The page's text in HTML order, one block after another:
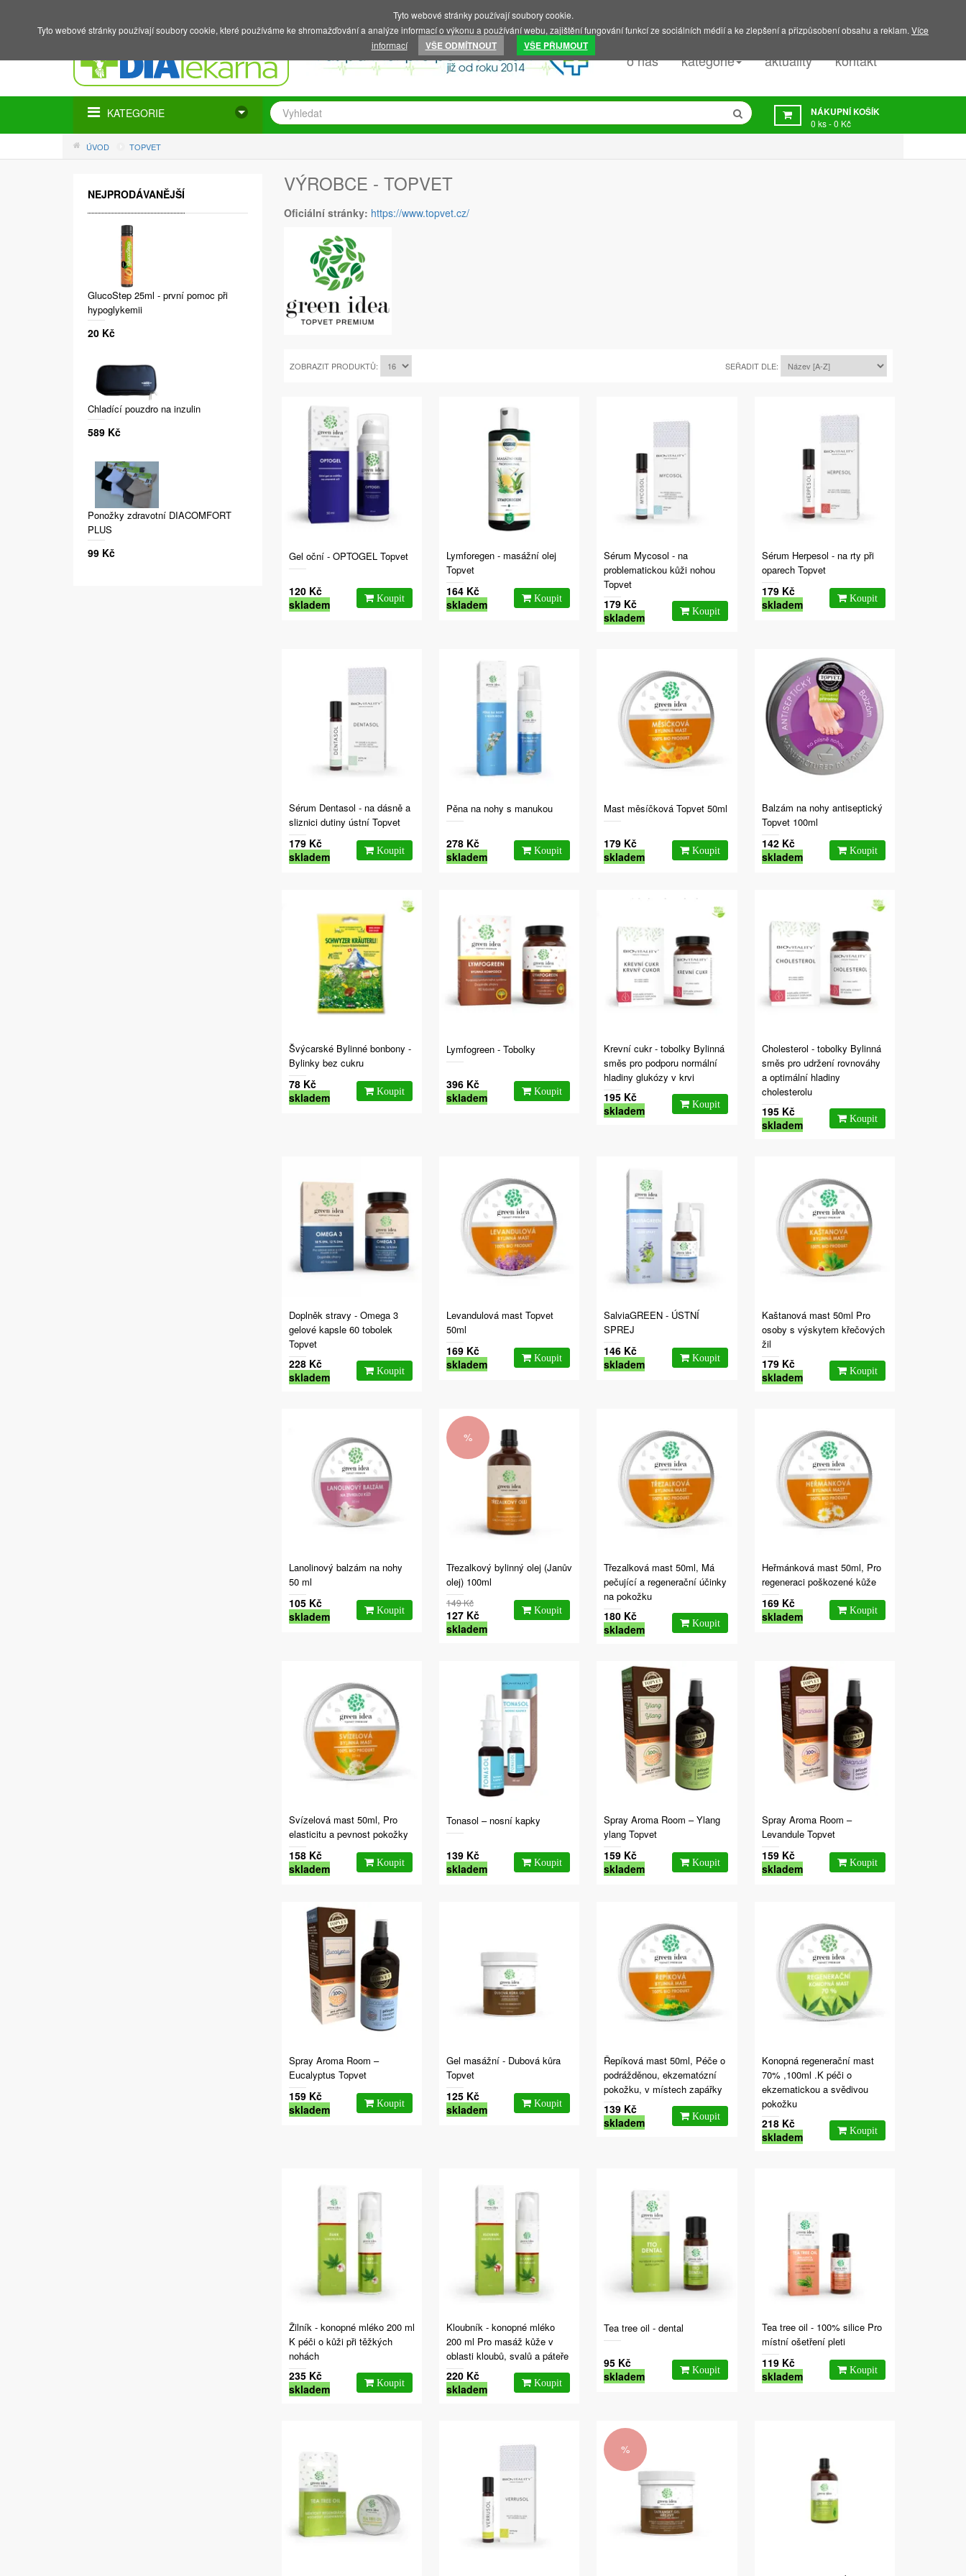
o nás kategorie aktuality kontakt
KATEGORIE NÁKUPNÍ KOŠÍK
0 ks -0 Kč
ÚVOD TOPVET
VÝROBCE - TOPVET
Oficiální stránky: https://www.topvet.cz/
SEŘADIT DLE:
ZOBRAZIT PRODUKTŮ:
Gel oční - OPTOGEL Topvet
120 Kč
skladem
Lymforegen - masážní olej
Topvet
164 Kč
skladem
Sérum Mycosol - na
problematickou kůži nohou
Topvet
179 Kč
skladem
Sérum Herpesol - na rty při
oparech Topvet
179 Kč
skladem
Sérum Dentasol - na dásně a
sliznici dutiny ústní Topvet
179 Kč
skladem
Pěna na nohy s manukou
278 Kč
skladem
Mast měsíčková Topvet 50ml
179 Kč
skladem
Balzám na nohy antiseptický
Topvet 100ml
142 Kč
skladem
Švýcarské Bylinné bonbony -
Bylinky bez cukru
78 Kč
skladem
Lymfogreen - Tobolky
396 Kč
skladem
Krevní cukr - tobolky Bylinná
směs pro podporu normální
hladiny glukózy v krvi
195 Kč
skladem
Cholesterol - tobolky Bylinná
směs pro udržení rovnováhy
a optimální hladiny
cholesterolu
195 Kč
skladem
Doplněk stravy - Omega 3
gelové kapsle 60 tobolek
Topvet
228 Kč
skladem
Levandulová mast Topvet
50ml
169 Kč
skladem
SalviaGREEN - ÚSTNÍ
SPREJ
146 Kč
skladem
Kaštanová mast 50ml Pro
osoby s výskytem křečových
žil
179 Kč
skladem
Lanolinový balzám na nohy
50 ml
105 Kč
skladem
%
Třezalkový bylinný olej (Janův
olej) 100ml
149 Kč
127 Kč
skladem
Třezalková mast 50ml, Má
pečující a regenerační účinky
na pokožku
180 Kč
skladem
Heřmánková mast 50ml, Pro
regeneraci poškozené kůže
169 Kč
skladem
Svízelová mast 50ml, Pro
elasticitu a pevnost pokožky
158 Kč
skladem
Tonasol – nosní kapky
139 Kč
skladem
Spray Aroma Room – Ylang
ylang Topvet
159 Kč
skladem
Spray Aroma Room –
Levandule Topvet
159 Kč
skladem
Spray Aroma Room –
Eucalyptus Topvet
159 Kč
skladem
Gel masážní - Dubová kůra
Topvet
125 Kč
skladem
Řepíková mast 50ml, Péče o
podrážděnou, ekzematózní
pokožku, v místech zapářky
139 Kč
skladem
Konopná regenerační mast
70% ,100ml .K péči o
ekzematickou a svědivou
pokožku
218 Kč
skladem
Žilník - konopné mléko 200 ml
K péči o kůži při těžkých
nohách
235 Kč
skladem
Kloubník - konopné mléko
200 ml Pro masáž kůže v
oblasti kloubů, svalů a páteře
220 Kč
skladem
Tea tree oil - dental
95 Kč
skladem
Tea tree oil - 100% silice Pro
místní ošetření pleti
119 Kč
skladem
%
NEJPRODÁVANĚJŠÍ
GlucoStep 25ml - první pomoc při
hypoglykemii
20 Kč
Chladící pouzdro na inzulin
589 Kč
Ponožky zdravotní DIACOMFORT
PLUS
99 Kč
Tyto webové stránky používají soubory cookie.
Tyto webové stránky používají soubory cookie, které používáme ke shromažďování a analýze informací o výkonu a používání webu, zajištění fungování funkcí ze sociálních médií a ke zlepšení a přizpůsobení obsahu a reklam. Více
informací
VŠE ODMÍTNOUT VŠE PŘIJMOUT